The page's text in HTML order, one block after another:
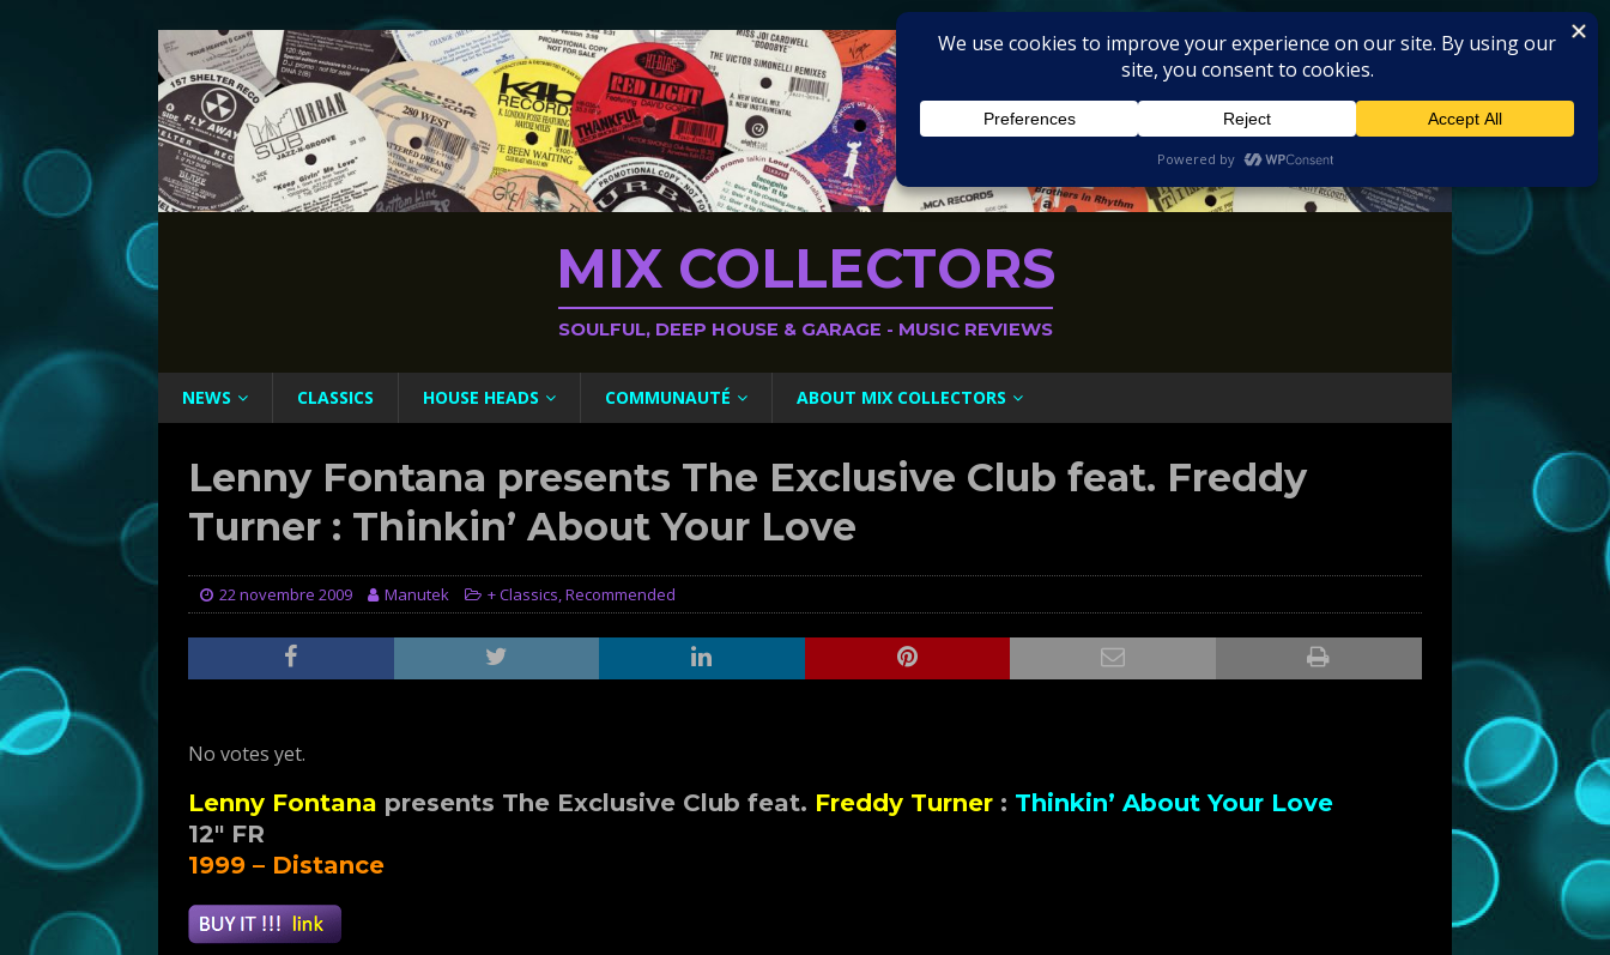
MIX COLLECTORS
SOULFUL, DEEP HOUSE & GARAGE - MUSIC REVIEWS
NEWS CLASSICS HOUSE HEADS COMMUNAUTÉ ABOUT MIX COLLECTORS
Lenny Fontana presents The Exclusive Club feat. Freddy
Turner : Thinkin’ About Your Love
22 novembre 2009 Manutek + Classics,Recommended
No votes yet.
Lenny Fontana presents The Exclusive Club feat. Freddy Turner : Thinkin’ About Your Love
12″ FR
1999 – Distance